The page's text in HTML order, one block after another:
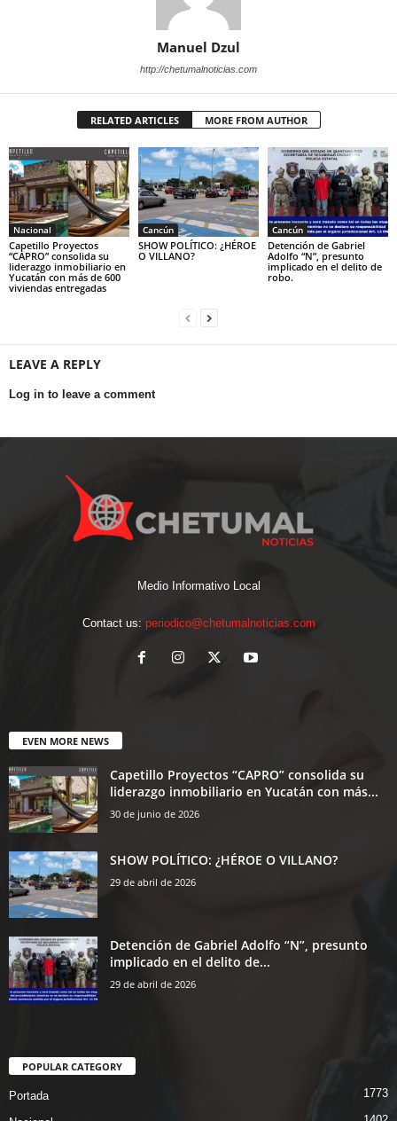
Manuel Dzul
http://chetumalnoticias.com
RELATED ARTICLES MORE FROM AUTHOR
Nacional
Capetillo Proyectos
“CAPRO” consolida su
liderazgo inmobiliario en
Yucatán con más de 600
viviendas entregadas
Cancún
SHOW POLÍTICO: ¿HÉROE
O VILLANO?
Cancún
Detención de Gabriel
Adolfo “N”, presunto
implicado en el delito de
robo.
LEAVE A REPLY
Log in to leave a comment
Medio Informativo Local
Contact us: periodico@chetumalnoticias.com
EVEN MORE NEWS
Capetillo Proyectos “CAPRO” consolida su
liderazgo inmobiliario en Yucatán con más...
30 de junio de 2026
SHOW POLÍTICO: ¿HÉROE O VILLANO?
29 de abril de 2026
Detención de Gabriel Adolfo “N”, presunto
implicado en el delito de...
29 de abril de 2026
POPULAR CATEGORY
Portada 1773